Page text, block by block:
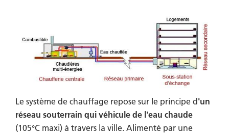
Le système de chauffage repose sur le principe d'un
réseau souterrain qui véhicule de l'eau chaude
(105°C maxi) à travers la ville. Alimenté par une